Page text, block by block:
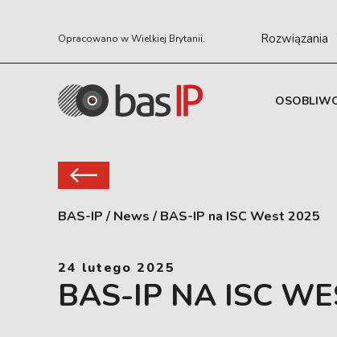
Opracowano w Wielkiej Brytanii. Rozwiązania
BAS-IP / News / BAS-IP na ISC West 2025
24 lutego 2025
BAS-IP NA ISC